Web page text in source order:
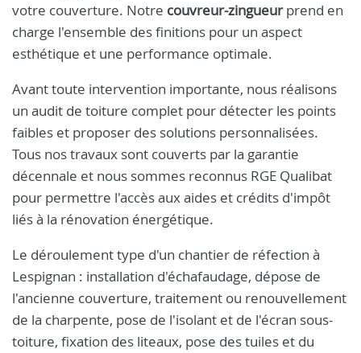
votre couverture. Notre couvreur-zingueurprend en
charge l'ensemble des finitions pour un aspect
esthétique et une performance optimale.
Avant toute intervention importante, nous réalisons
un audit de toiture complet pour détecter les points
faibles et proposer des solutions personnalisées.
Tous nos travaux sont couverts par la garantie
décennale et nous sommes reconnus RGE Qualibat
pour permettre l'accès aux aides et crédits d'impôt
liés à la rénovation énergétique.
Le déroulement type d'un chantier de réfection à
Lespignan : installation d'échafaudage, dépose de
l'ancienne couverture, traitement ou renouvellement
de la charpente, pose de l'isolant et de l'écran sous-
toiture, fixation des liteaux, pose des tuiles et du